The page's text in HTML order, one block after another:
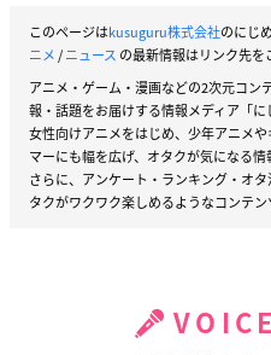
このページはkusuguru株式会社のにじ
ニメ/ニュース の最新情報はリンク先を
アニメ・ゲーム・漫画などの2次元コン
報・話題をお届けする情報メディア「に
女性向けアニメをはじめ、少年アニメ
マーにも幅を広げ、オタクが気になる情
さらに、アンケート・ランキング・オ
タクがワクワク楽しめるようなコンテン